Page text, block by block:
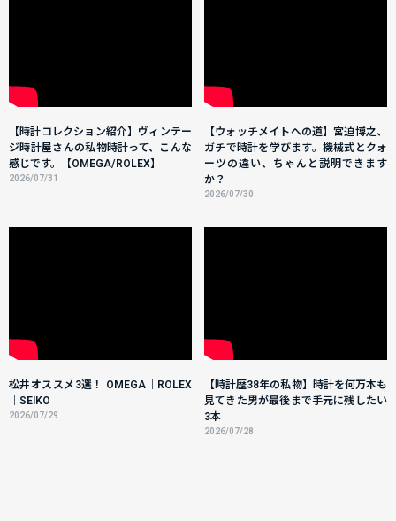
【時計コレクション紹介】ヴィンテー
ジ時計屋さんの私物時計って、こんな
感じです。【OMEGA/ROLEX】
2026/07/31
【ウォッチメイトへの道】宮迫博之、
ガチで時計を学びます。機械式とクォ
ーツの違い、ちゃんと説明できます
か？
2026/07/30
松井オススメ3選！ OMEGA｜ROLEX
｜SEIKO
2026/07/29
【時計歴38年の私物】時計を何万本も
見てきた男が最後まで手元に残したい
3本
2026/07/28